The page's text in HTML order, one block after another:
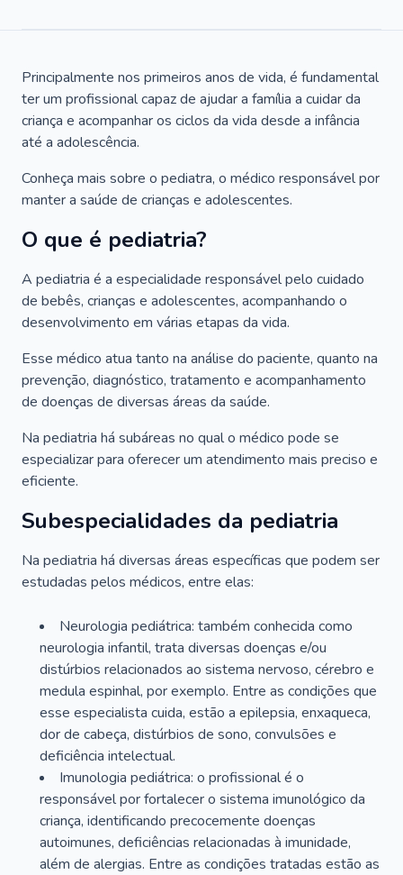
Principalmente nos primeiros anos de vida, é fundamental
ter um profissional capaz de ajudar a família a cuidar da
criança e acompanhar os ciclos da vida desde a infância
até a adolescência.
Conheça mais sobre o pediatra, o médico responsável por
manter a saúde de crianças e adolescentes.
O que é pediatria?
A pediatria é a especialidade responsável pelo cuidado
de bebês, crianças e adolescentes, acompanhando o
desenvolvimento em várias etapas da vida.
Esse médico atua tanto na análise do paciente, quanto na
prevenção, diagnóstico, tratamento e acompanhamento
de doenças de diversas áreas da saúde.
Na pediatria há subáreas no qual o médico pode se
especializar para oferecer um atendimento mais preciso e
eficiente.
Subespecialidades da pediatria
Na pediatria há diversas áreas específicas que podem ser
estudadas pelos médicos, entre elas:
Neurologia pediátrica: também conhecida como
neurologia infantil, trata diversas doenças e/ou
distúrbios relacionados ao sistema nervoso, cérebro e
medula espinhal, por exemplo. Entre as condições que
esse especialista cuida, estão a epilepsia, enxaqueca,
dor de cabeça, distúrbios de sono, convulsões e
deficiência intelectual.
Imunologia pediátrica: o profissional é o
responsável por fortalecer o sistema imunológico da
criança, identificando precocemente doenças
autoimunes, deficiências relacionadas à imunidade,
além de alergias. Entre as condições tratadas estão as